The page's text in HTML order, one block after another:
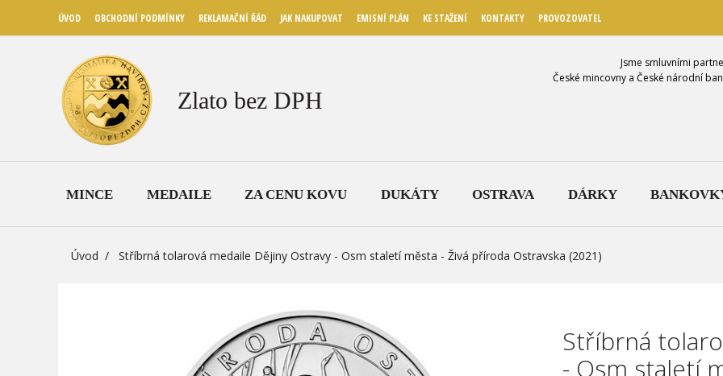
ÚVOD OBCHODNÍ PODMÍNKY REKLAMAČNÍ ŘÁD JAK NAKUPOVAT EMISNÍ PLÁN KE STAŽENÍ KONTAKTY PROVOZOVATEL
Zlato bez DPH
Jsme smluvními
České mincovny a České národní
MINCE MEDAILE ZA CENU KOVU DUKÁTY OSTRAVA DÁRKY
Úvod Stříbrná tolarová medaile Dějiny Ostravy - Osm staletí města - Živá příroda Ostravska (2021)
Stříbrná
- Osm staletí